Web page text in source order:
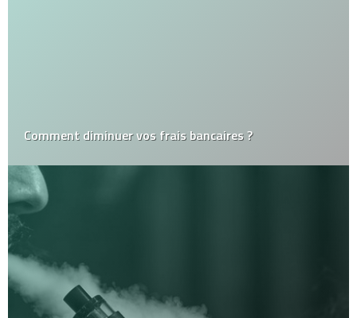
Comment diminuer vos frais bancaires ?